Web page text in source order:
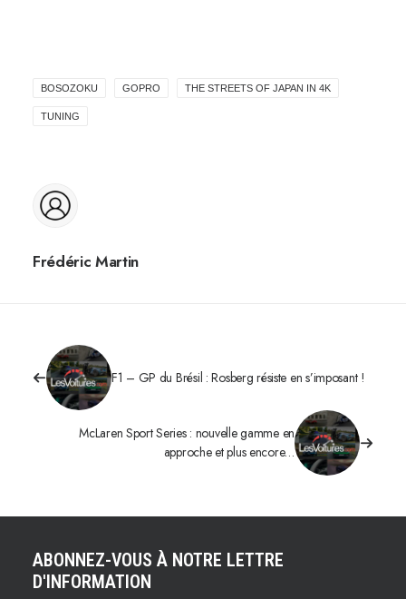
BOSOZOKU GOPRO THE STREETS OF JAPAN IN 4K
TUNING
Frédéric Martin
F1 – GP du Brésil : Rosberg résiste en s’imposant !
McLaren Sport Series : nouvelle gamme en
approche et plus encore…
ABONNEZ-VOUS À NOTRE LETTRE
D'INFORMATION